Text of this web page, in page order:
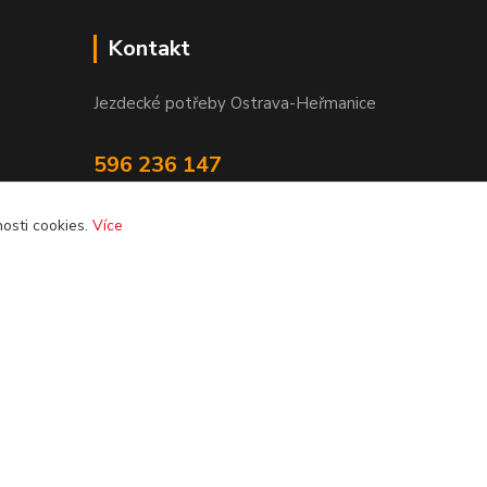
Kontakt
Jezdecké potřeby Ostrava-Heřmanice
596 236 147
cookies. Více